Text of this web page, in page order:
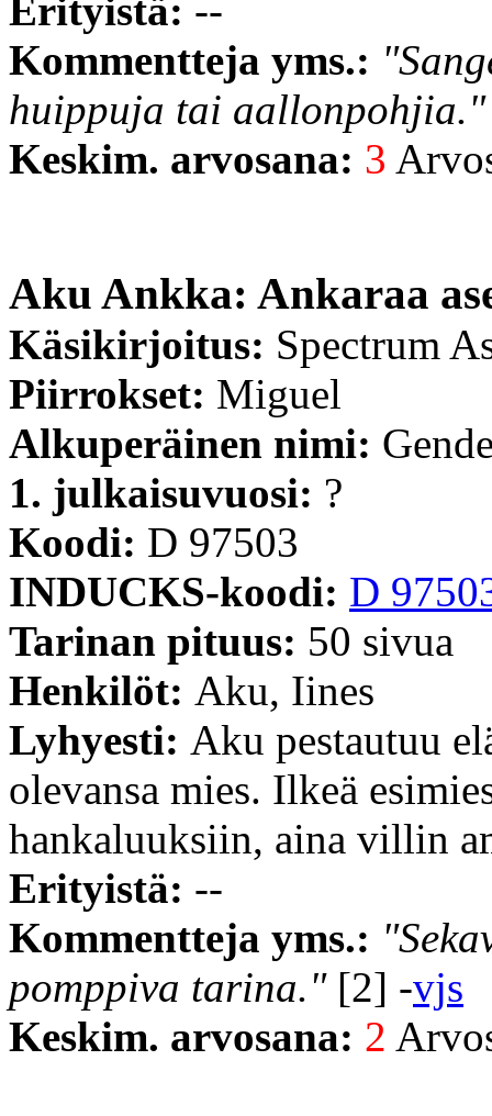
Erityistä: --
Kommentteja yms.:
huippuja tai aallonpohjia."
Keskim. arvosana: 3
Aku Ankka: Ankaraa
Käsikirjoitus: Spectrum
Piirrokset: Miguel
Alkuperäinen nimi:
1. julkaisuvuosi: ?
Koodi: D 97503
INDUCKS-koodi: D
Tarinan pituus: 50 sivua
Henkilöt: Aku, Iines
Lyhyesti: Aku pestautuu
olevansa mies. Ilkeä
hankaluuksiin, aina villin
Erityistä: --
Kommentteja yms.:
pomppiva tarina."[2] -vjs
Keskim. arvosana: 2